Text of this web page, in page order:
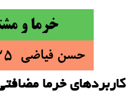
کاربردهای خرما